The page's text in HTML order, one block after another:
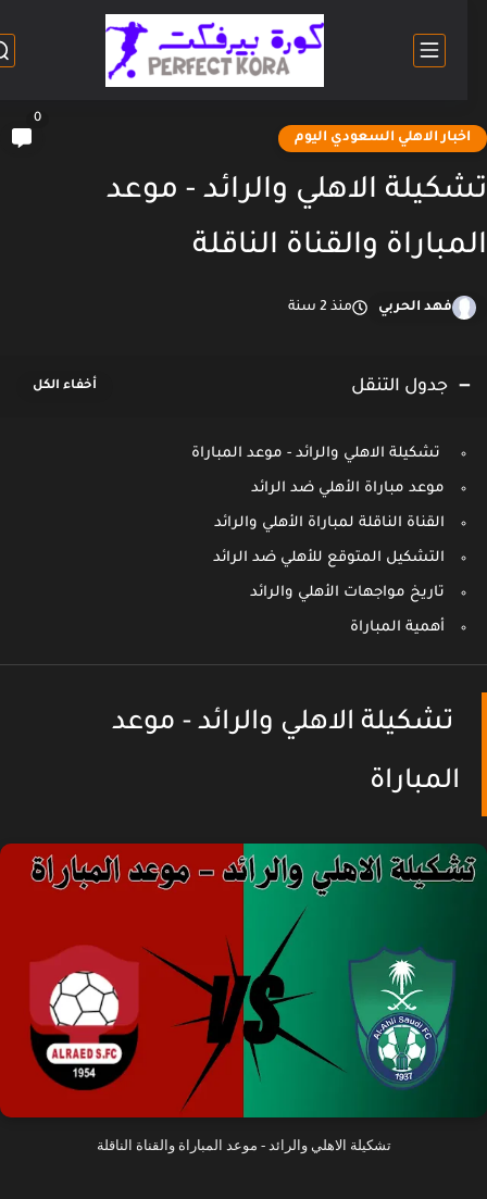
الاهلي السعودي اليوم
الاهلي والرائد - موعد
والقناة الناقلة
فهد الحربي منذ 2 سنة
جدول التنقل
تشكيلة الاهلي والرائد - موعد المباراة
موعد مباراة الأهلي ضد الرائد
القناة الناقلة لمباراة الأهلي والرائد
التشكيل المتوقع للأهلي ضد الرائد
تاريخ مواجهات الأهلي والرائد
أهمية المباراة
تشكيلة الاهلي والرائد - موعد
المباراة
تشكيلة الاهلي والرائد - موعد المباراة والقناة الناقلة